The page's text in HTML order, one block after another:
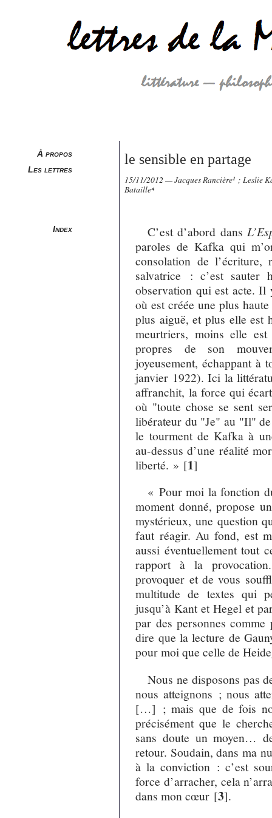
À propos
Les lettres
Index
le sensible en partage
15/11/2012 — Jacques Rancière¹ ; Leslie
Bataille⁴
C’est d’abord dans
paroles de Kafka qui
consolation de l’écriture,
salvatrice : c’est sauter
observation qui est acte. Il
où est créée une plus
plus aiguë, et plus elle est
meurtriers, moins elle
propres de son
joyeusement, échappant
janvier 1922). Ici la
affranchit, la force qui
où "toute chose se sent
libérateur du "Je" au "Il"
le tourment de Kafka à
au-dessus d’une réalité
liberté. » [1]
« Pour moi la fonction
moment donné, propose
mystérieux, une question
faut réagir. Au fond, est
aussi éventuellement tout
rapport à la
provoquer et de vous
multitude de textes qui
jusqu’à Kant et Hegel et
par des personnes
dire que la lecture de
pour moi que celle de
Nous ne disposons pas
nous atteignons ; nous
[…] ; mais que de fois
précisément que le
sans doute un moyen…
retour. Soudain, dans ma
à la conviction : c’est
force d’arracher, cela
dans mon cœur [3].